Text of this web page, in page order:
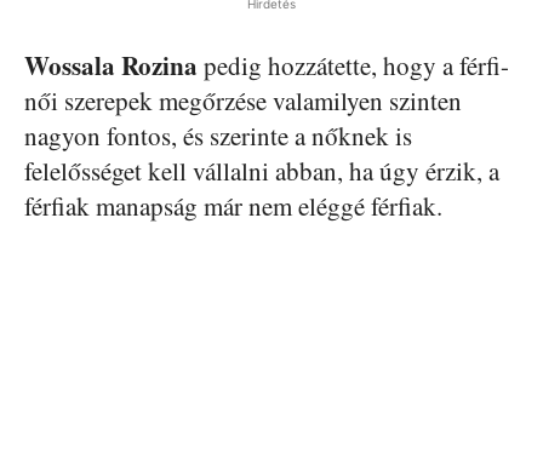
Hirdetés
Wossala Rozina pedig hozzátette, hogy a férfi-
női szerepek megőrzése valamilyen szinten
nagyon fontos, és szerinte a nőknek is
felelősséget kell vállalni abban, ha úgy érzik, a
férfiak manapság már nem eléggé férfiak.